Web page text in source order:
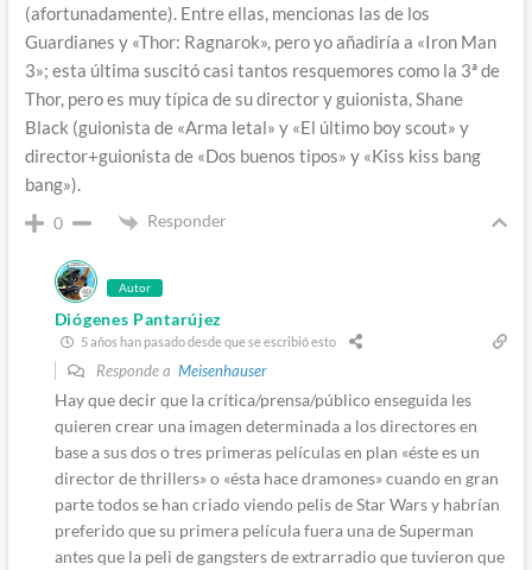
(afortunadamente). Entre ellas, mencionas las de los
Guardianes y «Thor: Ragnarok», pero yo añadiría a «Iron Man
3»; esta última suscitó casi tantos resquemores como la 3ª de
Thor, pero es muy típica de su director y guionista, Shane
Black (guionista de «Arma letal» y «El último boy scout» y
director+guionista de «Dos buenos tipos» y «Kiss kiss bang
bang»).
0 Responder
Autor
Diógenes Pantarújez
5 años han pasado desde que se escribió esto
Responde a Meisenhauser
Hay que decir que la crítica/prensa/público enseguida les
quieren crear una imagen determinada a los directores en
base a sus dos o tres primeras películas en plan «éste es un
director de thrillers» o «ésta hace dramones» cuando en gran
parte todos se han criado viendo pelis de Star Wars y habrían
preferido que su primera película fuera una de Superman
antes que la peli de gangsters de extrarradio que tuvieron que